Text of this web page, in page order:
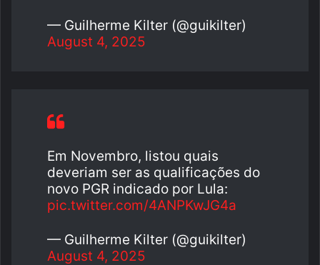
— Guilherme Kilter (@guikilter)
August 4, 2025
Em Novembro, listou quais
deveriam ser as qualificações do
novo PGR indicado por Lula:
pic.twitter.com/4ANPKwJG4a
— Guilherme Kilter (@guikilter)
August 4, 2025